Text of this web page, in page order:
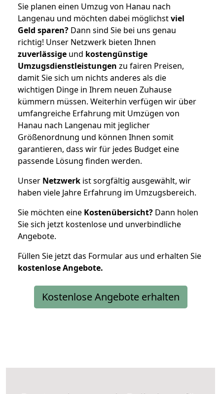
Sie planen einen Umzug von Hanau nach
Langenau und möchten dabei möglichstviel
Geld sparen? Dann sind Sie bei uns genau
richtig! Unser Netzwerk bieten Ihnen
zuverlässige und kostengünstige
Umzugsdienstleistungen zu fairen Preisen,
damit Sie sich um nichts anderes als die
wichtigen Dinge in Ihrem neuen Zuhause
kümmern müssen. Weiterhin verfügen wir über
umfangreiche Erfahrung mit Umzügen von
Hanau nach Langenau mit jeglicher
Größenordnung und können Ihnen somit
garantieren, dass wir für jedes Budget eine
passende Lösung finden werden.
Unser Netzwerk ist sorgfältig ausgewählt, wir
haben viele Jahre Erfahrung im Umzugsbereich.
Sie möchten eine Kostenübersicht? Dann holen
Sie sich jetzt kostenlose und unverbindliche
Angebote.
Füllen Sie jetzt das Formular aus und erhalten Sie
kostenloseAngebote.
Kostenlose Angebote erhalten